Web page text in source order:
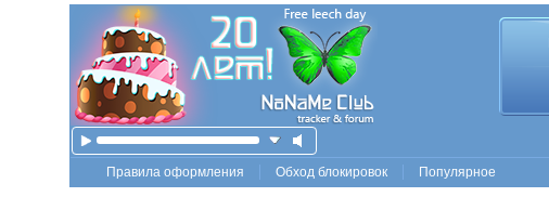
Правила оформления Обход блокировок Популярное